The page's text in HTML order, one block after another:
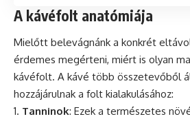
A kávéfolt anatómiája
Mielőtt belevágnánk a konkrét
érdemes megérteni, miért is olyan
kávéfolt. A kávé több összetevőből
hozzájárulnak a folt kialakulásához:
Tanninok: Ezek a természetes